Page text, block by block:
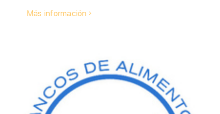
Más información